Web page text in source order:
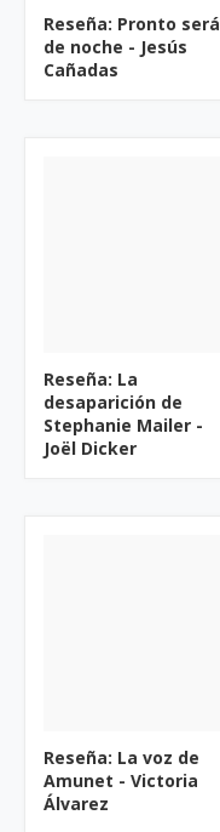
Reseña: Pronto será
de noche - Jesús
Cañadas
Reseña: La
desaparición de
Stephanie Mailer -
Joël Dicker
Reseña: La voz de
Amunet - Victoria
Álvarez